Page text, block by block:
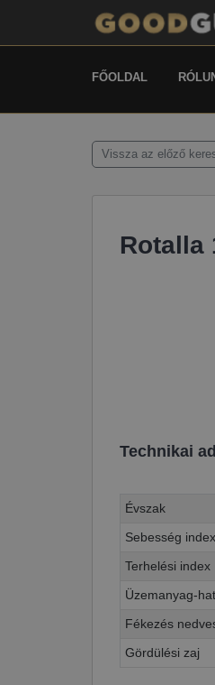
FŐOLDAL
Vissza az előző
Rotalla
Technikai
Évszak
Sebesség index
Terhelési index
Üzemanyag-
Fékezés
Gördülési zaj